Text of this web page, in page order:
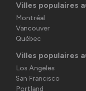
Villes populaires
Montréal
Vancouver
Québec
Villes populaires
Los Angeles
San Francisco
Portland